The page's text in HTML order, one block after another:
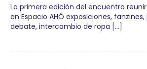
La primera edición del encuentro
en Espacio AHÓ exposiciones,
debate, intercambio de ropa […]